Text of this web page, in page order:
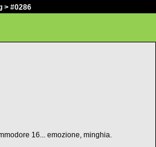
> #0286
16... emozione, minghia.